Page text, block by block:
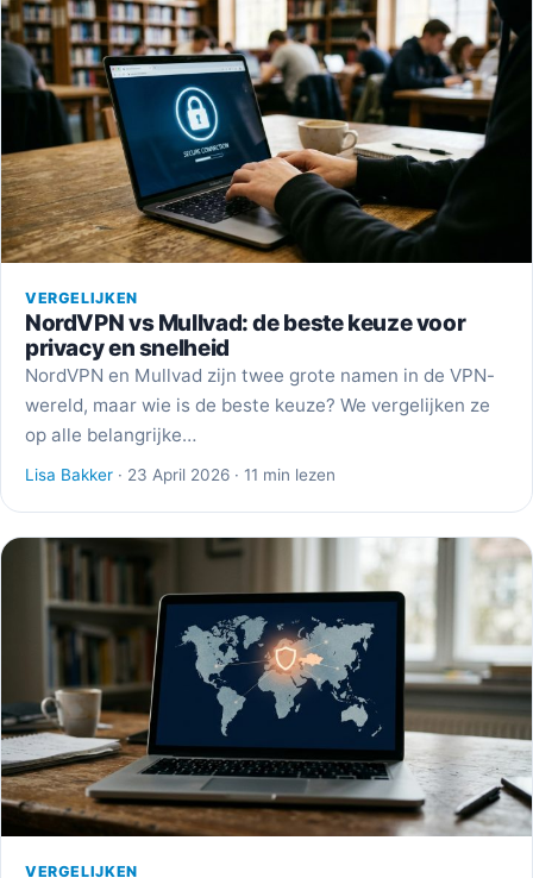
VERGELIJKEN
NordVPN vs Mullvad: de beste keuze voor
privacy en snelheid
NordVPN en Mullvad zijn twee grote namen in de VPN-
wereld, maar wie is de beste keuze? We vergelijken ze
op alle belangrijke…
Lisa Bakker · 23 April 2026 · 11 min lezen
VERGELIJKEN